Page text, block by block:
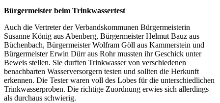
Bürgermeister beim Trinkwassertest
Auch die Vertreter der Verbandskommunen Bürgermeisterin
Susanne König aus Abenberg, Bürgermeister Helmut Bauz aus
Büchenbach, Bürgermeister Wolfram Göll aus Kammerstein und
Bürgermeister Erwin Dürr aus Rohr mussten ihr Geschick unter
Beweis stellen. Sie durften Trinkwasser von verschiedenen
benachbarten Wasserversorgern testen und sollten die Herkunft
erkennen. Die Tester waren voll des Lobes für die unterschiedlichen
Trinkwasserproben. Die richtige Zuordnung erwies sich allerdings
als durchaus schwierig.